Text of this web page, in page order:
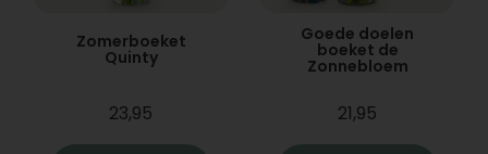
Zomerboeket
Quinty
23,95
Goede doelen
boeket de
Zonnebloem
21,95